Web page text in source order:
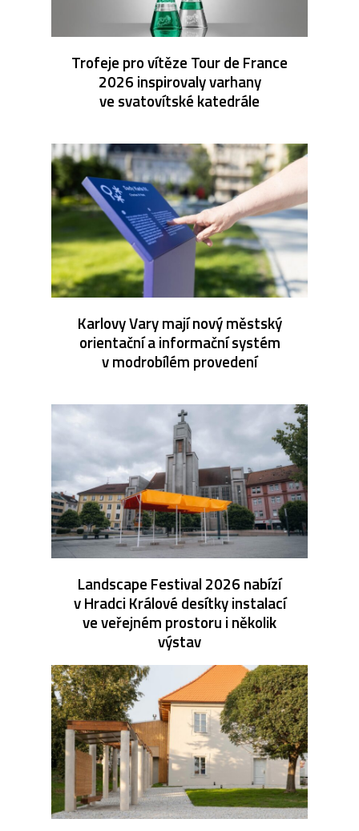
Trofeje pro vítěze Tour de France
2026 inspirovaly varhany
ve svatovítské katedrále
Karlovy Vary mají nový městský
orientační a informační systém
v modrobílém provedení
Landscape Festival 2026 nabízí
v Hradci Králové desítky instalací
ve veřejném prostoru i několik
výstav